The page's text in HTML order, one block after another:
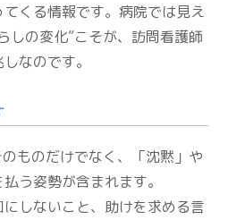
くる情報です。病院では見え
しの変化”こそが、訪問看護師
なのです。
ものだけでなく、「沈黙」や
う姿勢が含まれます。
しないこと、助けを求める言